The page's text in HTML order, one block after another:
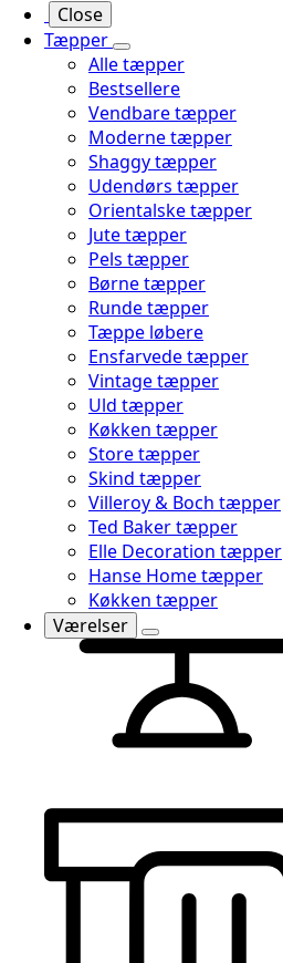
Close
Tæpper
Alle tæpper
Bestsellere
Vendbare tæpper
Moderne tæpper
Shaggy tæpper
Udendørs tæpper
Orientalske tæpper
Jute tæpper
Pels tæpper
Børne tæpper
Runde tæpper
Tæppe løbere
Ensfarvede tæpper
Vintage tæpper
Uld tæpper
Køkken tæpper
Store tæpper
Skind tæpper
Villeroy & Boch tæpper
Ted Baker tæpper
Elle Decoration tæpper
Hanse Home tæpper
Køkken tæpper
Værelser